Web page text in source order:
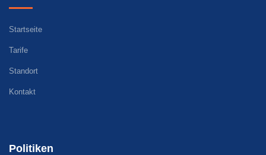
Startseite
Tarife
Standort
Kontakt
Politiken